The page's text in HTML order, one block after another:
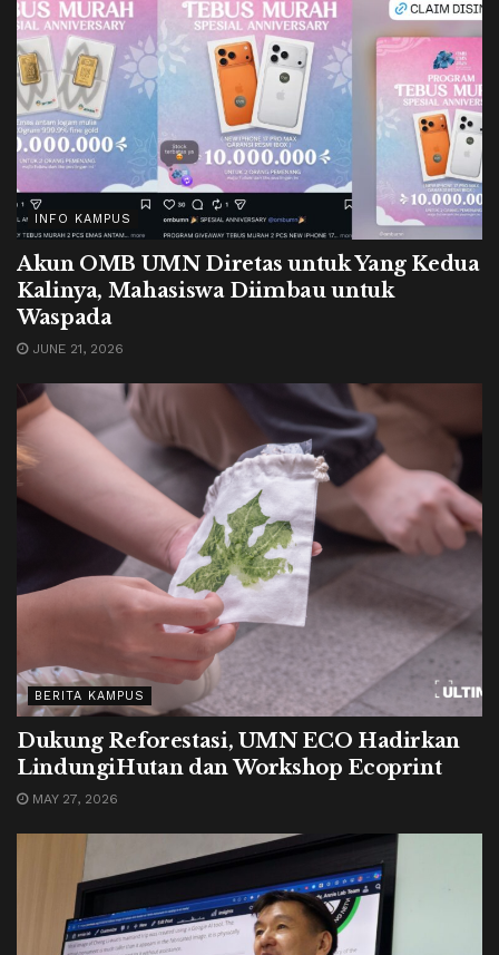
INFO KAMPUS
Akun OMB UMN Diretas untuk Yang Kedua
Kalinya, Mahasiswa Diimbau untuk
Waspada
JUNE 21, 2026
BERITA KAMPUS
Dukung Reforestasi, UMN ECO Hadirkan
LindungiHutan dan Workshop Ecoprint
MAY 27, 2026